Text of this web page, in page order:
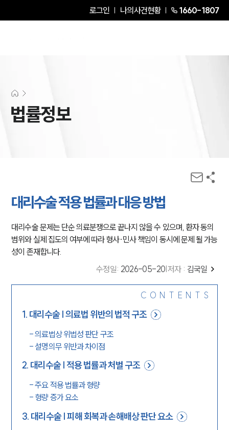
로그인 나의사건현황 1660-1807
법률정보
대리수술 적용 법률과 대응 방법
대리수술 문제는 단순 의료분쟁으로 끝나지 않을 수 있으며, 환자 동의
범위와 실제 집도의 여부에 따라 형사·민사 책임이 동시에 문제 될 가능
성이 존재합니다.
수정일: 2026-05-20 저자 : 김국일
CONTENTS
1. 대리수술 | 의료법 위반의 법적 구조
-의료법상 위법성 판단 구조
-설명의무 위반과 차이점
2. 대리수술 | 적용 법률과 처벌 구조
-주요 적용 법률과 형량
- 형량 증가 요소
3. 대리수술 | 피해 회복과 손해배상 판단 요소